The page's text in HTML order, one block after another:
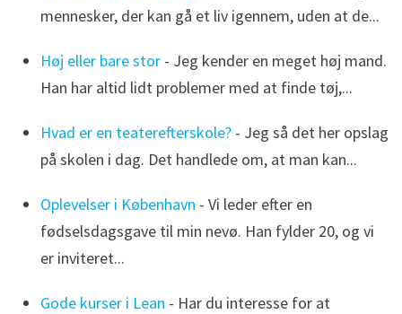
mennesker, der kan gå et liv igennem, uden at de...
Høj eller bare stor- Jeg kender en meget høj mand.
Han har altid lidt problemer med at finde tøj,...
Hvad er en teaterefterskole?- Jeg så det her opslag
på skolen i dag. Det handlede om, at man kan...
Oplevelser i København - Vi leder efter en
fødselsdagsgave til min nevø. Han fylder 20, og vi
er inviteret...
Gode kurser i Lean - Har du interesse for at